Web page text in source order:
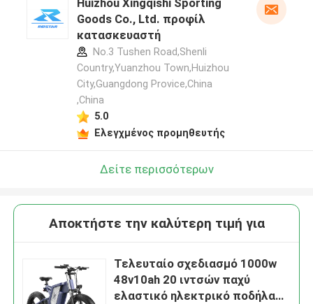
Huizhou Xingqishi Sporting
Goods Co., Ltd. προφίλ
κατασκευαστή
No.3 Tushen Road,Shenli
Country,Yuanzhou Town,Huizhou
City,Guangdong Provice,China
,China
5.0
Ελεγχμένος προμηθευτής
Δείτε περισσότερων
Αποκτήστε την καλύτερη τιμή για
Τελευταίο σχεδιασμό 1000w
48v10ah 20 ιντσών παχύ
ελαστικό ηλεκτρικό ποδήλατο